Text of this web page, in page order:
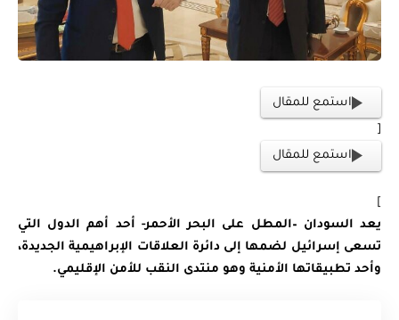
استمع للمقال
استمع للمقال
يعد السودان –المطل على البحر الأحمر- أحد أهم الدول التي
تسعى إسرائيل لضمها إلى دائرة العلاقات الإبراهيمية الجديدة،
وأحد تطبيقاتها الأمنية وهو منتدى النقب للأمن الإقليمي.